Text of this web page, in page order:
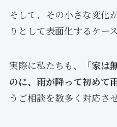
そして、その小さな変化
りとして表面化するケー
実際に私たちも、
「家は
のに、雨が降って初めて
うご相談を数多く対応さ